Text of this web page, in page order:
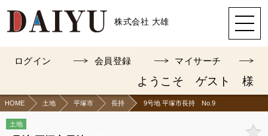
株式会社 大雄
ログイン 会員登録 マイサーチ
ようこそ ゲスト 様
HOME 土地 平塚市 長持 9号地 平塚市長持 No.9
土地